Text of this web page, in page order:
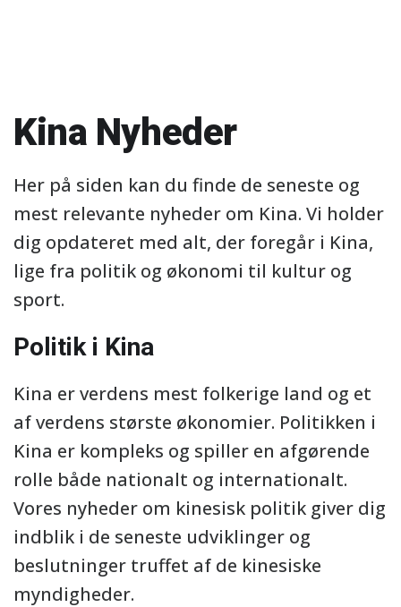
Kina Nyheder
Her på siden kan du finde de seneste og
mest relevante nyheder om Kina. Vi holder
dig opdateret med alt, der foregår i Kina,
lige fra politik og økonomi til kultur og
sport.
Politik i Kina
Kina er verdens mest folkerige land og et
af verdens største økonomier. Politikken i
Kina er kompleks og spiller en afgørende
rolle både nationalt og internationalt.
Vores nyheder om kinesisk politik giver dig
indblik i de seneste udviklinger og
beslutninger truffet af de kinesiske
myndigheder.